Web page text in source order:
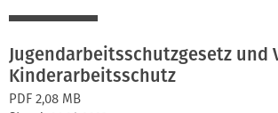
Jugendarbeitsschutzgesetz und
Kinderarbeitsschutz
PDF 2,08 MB